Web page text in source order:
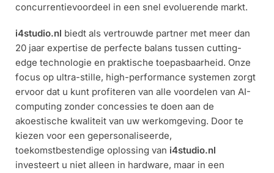
concurrentievoordeel in een snel evoluerende markt.
i4studio.nl biedt als vertrouwde partner met meer dan
20 jaar expertise de perfecte balans tussen cutting-
edge technologie en praktische toepasbaarheid. Onze
focus op ultra-stille, high-performance systemen zorgt
ervoor dat u kunt profiteren van alle voordelen van AI-
computing zonder concessies te doen aan de
akoestische kwaliteit van uw werkomgeving. Door te
kiezen voor een gepersonaliseerde,
toekomstbestendige oplossing van i4studio.nl
investeert u niet alleen in hardware, maar in een